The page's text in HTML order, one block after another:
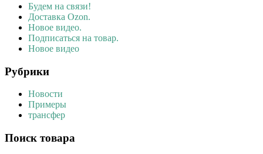
Будем на связи!
Доставка Ozon.
Новое видео.
Подписаться на товар.
Новое видео
Рубрики
Новости
Примеры
трансфер
Поиск товара